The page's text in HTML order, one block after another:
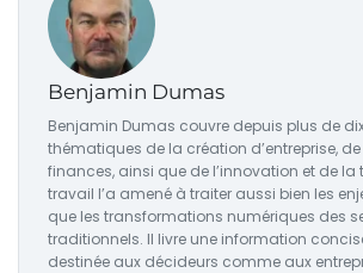
Benjamin Dumas
Benjamin Dumas couvre depuis plus de
thématiques de la création d’entreprise,
finances, ainsi que de l’innovation et de la
travail l’a amené à traiter aussi bien les
que les transformations numériques des
traditionnels. Il livre une information
destinée aux décideurs comme aux